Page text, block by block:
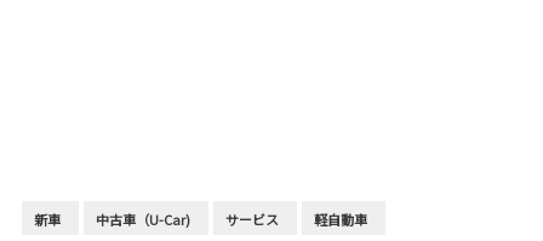
新車 中古車（U-Car) サービス 軽自動車